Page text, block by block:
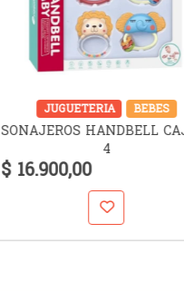
JUGUETERIA BEBES
SONAJEROS HANDBELL
4
$ 16.900,00